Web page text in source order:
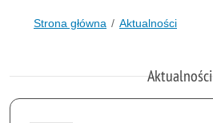
Strona główna Aktualności
Aktualności